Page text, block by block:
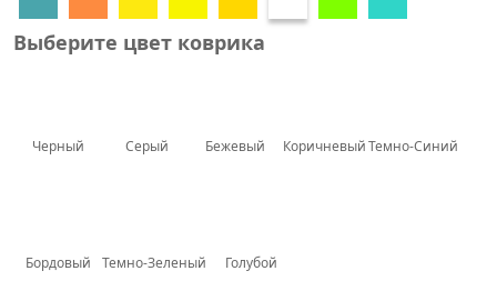
Выберите цвет коврика
Черный Серый Бежевый КоричневыйТемно-Синий
Бордовый Темно-Зеленый Голубой